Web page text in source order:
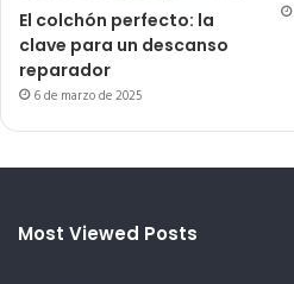
El colchón perfecto: la
clave para un descanso
reparador
6 de marzo de 2025
Most Viewed Posts